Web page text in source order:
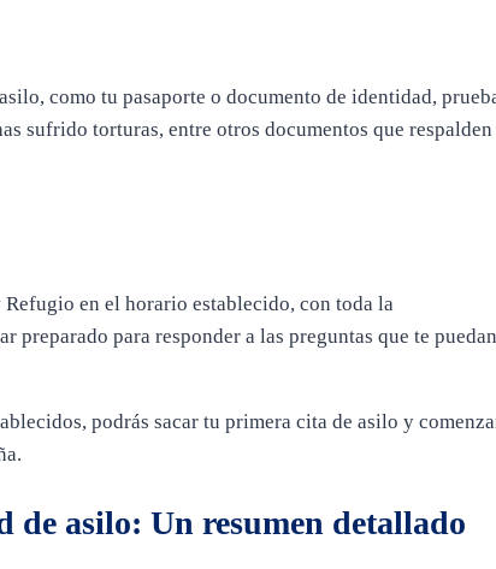
como tu pasaporte o documento de identidad,
sufrido torturas, entre otros documentos que respalden
en el horario establecido, con toda la
preparado para responder a las preguntas que te puedan
podrás sacar tu primera cita de asilo y
de asilo: Un resumen detallado